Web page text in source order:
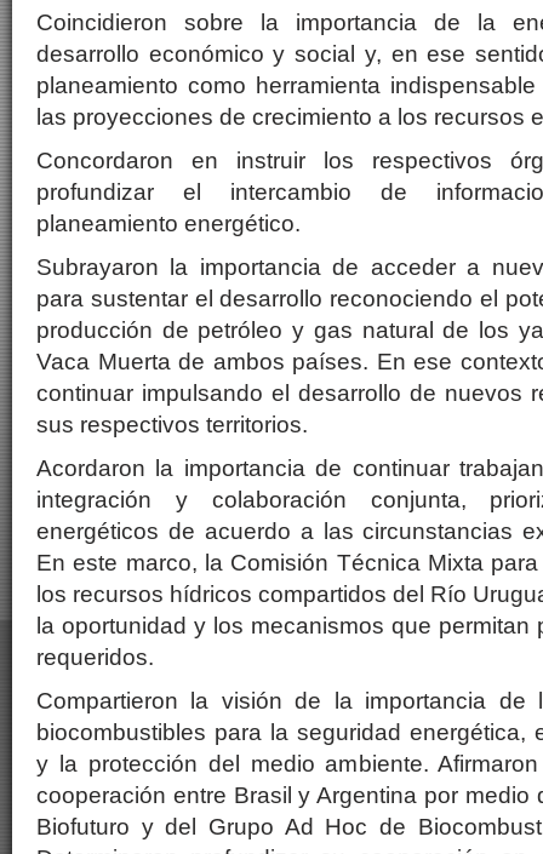
Coincidieron sobre la importancia de la
desarrollo económico y social y, en ese
planeamiento como herramienta
las proyecciones de crecimiento a los recursos
Concordaron en instruir los respectivos
profundizar el intercambio de
planeamiento energético.
Subrayaron la importancia de acceder a
para sustentar el desarrollo reconociendo el
producción de petróleo y gas natural de los
Vaca Muerta de ambos países. En ese
continuar impulsando el desarrollo de nuevos
sus respectivos territorios.
Acordaron la importancia de continuar
integración y colaboración conjunta,
energéticos de acuerdo a las circunstancias
En este marco, la Comisión Técnica Mixta
los recursos hídricos compartidos del Río
la oportunidad y los mecanismos que permitan
requeridos.
Compartieron la visión de la importancia
biocombustibles para la seguridad energética,
y la protección del medio ambiente.
cooperación entre Brasil y Argentina por medio
Biofuturo y del Grupo Ad Hoc de